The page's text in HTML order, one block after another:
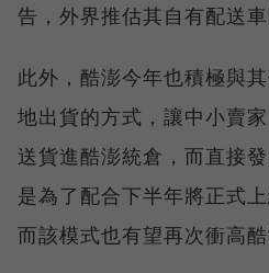
告，外界推估其自有配送車
此外，酷澎今年也積極與
地出貨的方式，讓中小賣
送貨進酷澎統倉，而直接
是為了配合下半年將正式
而該模式也有望再次衝高